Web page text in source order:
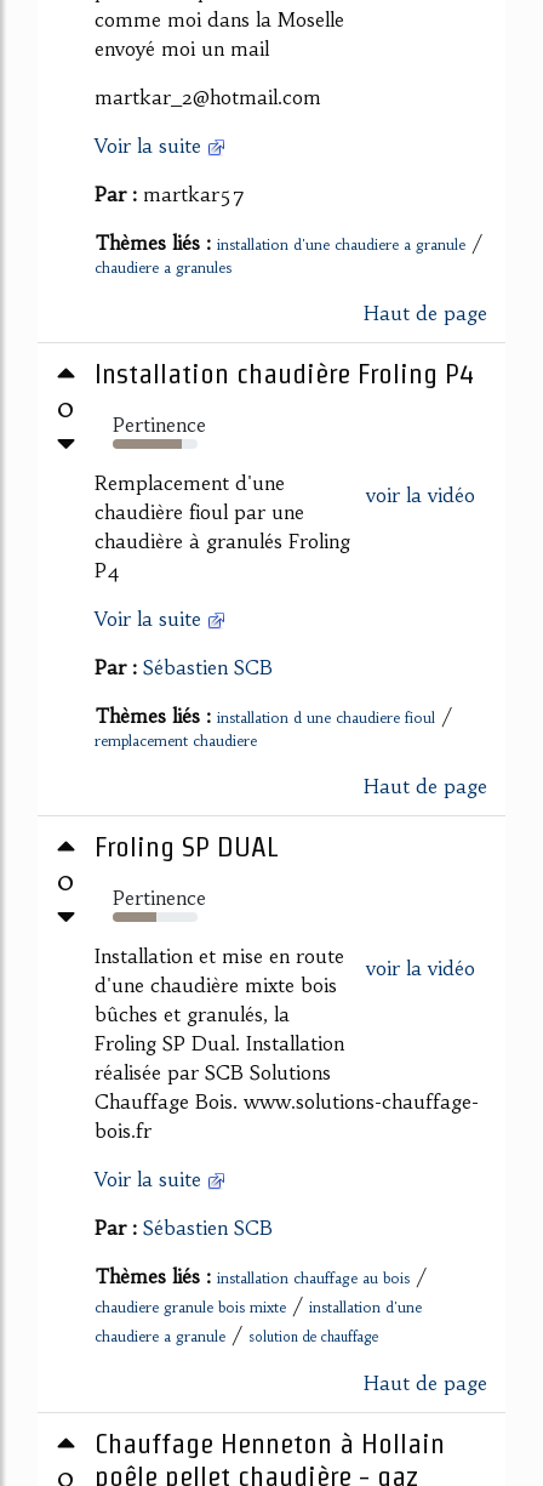
comme moi dans la Moselle
envoyé moi un mail
martkar_2@hotmail.com
Voir la suite
Par : martkar57
Thèmes liés : installation d'une chaudiere a granule /
chaudiere a granules
Haut de page
0
Installation chaudière Froling P4
Pertinence
81%
voir la vidéo
Remplacement d'une
chaudière fioul par une
chaudière à granulés Froling
P4
Voir la suite
Par : Sébastien SCB
Thèmes liés : installation d une chaudiere fioul /
remplacement chaudiere
Haut de page
0
Froling SP DUAL
Pertinence
52%
voir la vidéo
Installation et mise en route
d'une chaudière mixte bois
bûches et granulés, la
Froling SP Dual. Installation
réalisée par SCB Solutions
Chauffage Bois. www.solutions-chauffage-
bois.fr
Voir la suite
Par : Sébastien SCB
Thèmes liés : installation chauffage au bois /
chaudiere granule bois mixte / installation d'une
chaudiere a granule / solution de chauffage
Haut de page
0
Chauffage Henneton à Hollain
poêle pellet chaudière - gaz